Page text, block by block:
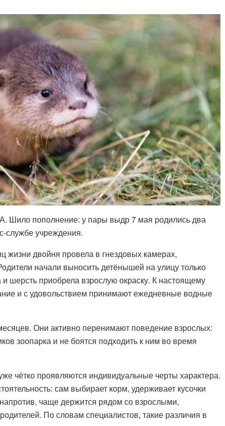
Шило пополнение: у пары выдр 7 мая родились два
службе учреждения.
двойня провела в гнездовых камерах,
начали выносить детёнышей на улицу только
и шерсть приобрела взрослую окраску. К настоящему
и с удовольствием принимают ежедневные водные
Они активно перенимают поведение взрослых:
зоопарка и не боятся подходить к ним во время
чётко проявляются индивидуальные черты характера.
сам выбирает корм, удерживает кусочки
чаще держится рядом со взрослыми,
По словам специалистов, такие различия в